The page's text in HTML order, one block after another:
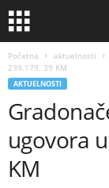
Početna aktuelnosti
239.179. 39 KM
AKTUELNOSTI
ugovora
KM